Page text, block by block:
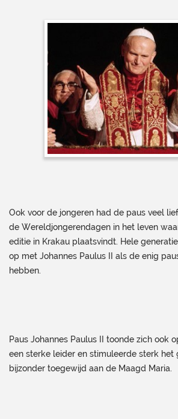
Ook voor de jongeren had de paus veel
de Wereldjongerendagen in het leven
editie in Krakau plaatsvindt. Hele
op met Johannes Paulus II als de enig
hebben.
Paus Johannes Paulus II toonde zich ook
een sterke leider en stimuleerde sterk het
bijzonder toegewijd aan de Maagd Maria.